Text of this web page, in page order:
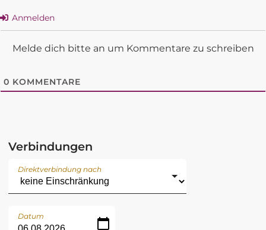
Anmelden
Melde dich bitte an um Kommentare zu schreiben
0 KOMMENTARE
Verbindungen
Direktverbindung nach
Datum